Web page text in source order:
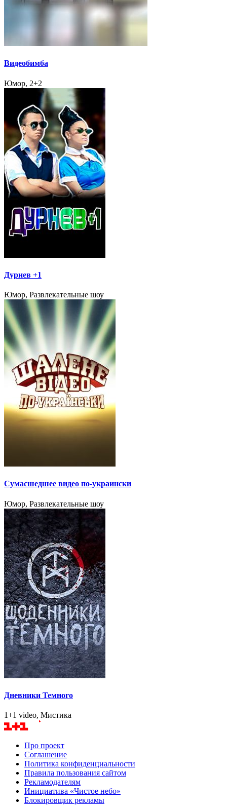
Видеобимба
Юмор, 2+2
Дурнев +1
Юмор, Развлекательные шоу
Сумасшедшее видео по-украински
Юмор, Развлекательные шоу
Дневники Темного
1+1 video, Мистика
Про проект
Соглашение
Политика конфиденциальности
Правила пользования сайтом
Рекламодателям
Инициатива «Чистое небо»
Блокировщик рекламы